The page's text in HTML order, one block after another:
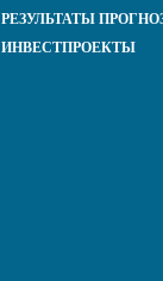
РЕЗУЛЬТАТЫ
ИНВЕСТПРОЕКТЫ